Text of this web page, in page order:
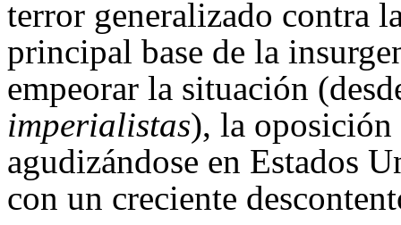
terror generalizado contra
principal base de la
empeorar la situación
imperialistas), la oposición
agudizándose en Estados
con un creciente